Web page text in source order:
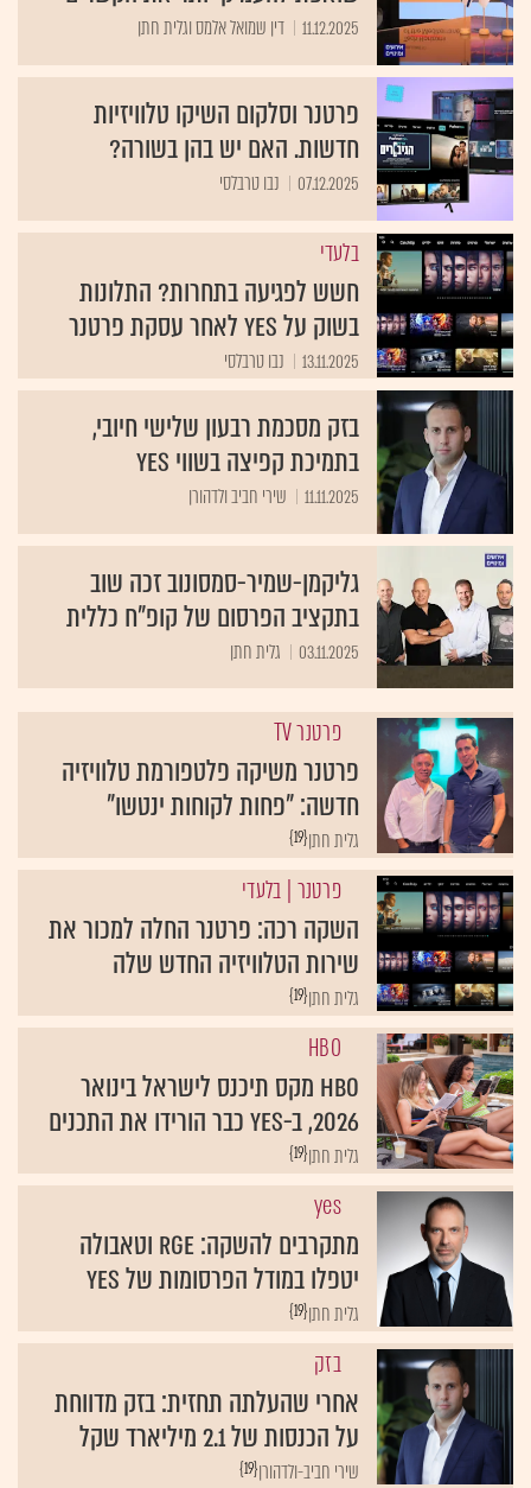
11.12.2025 דין שמואל אלמס וגלית חתן
פרטנר וסלקום השיקו טלוויזיות
חדשות. האם יש בהן בשורה?
07.12.2025 נבו טרבלסי
בלעדי
חשש לפגיעה בתחרות? התלונות
בשוק על yes לאחר עסקת פרטנר
13.11.2025 נבו טרבלסי
בזק מסכמת רבעון שלישי חיובי,
בתמיכת קפיצה בשווי yes
11.11.2025 שירי חביב ולדהורן
גליקמן-שמיר-סמסונוב זכה שוב
בתקציב הפרסום של קופ"ח כללית
03.11.2025 גלית חתן
פרטנר TV
פרטנר משיקה פלטפורמת טלוויזיה
חדשה: "פחות לקוחות ינטשו"
{19}גלית חתן
פרטנר | בלעדי
השקה רכה: פרטנר החלה למכור את
שירות הטלוויזיה החדש שלה
{19}גלית חתן
HBO
HBO מקס תיכנס לישראל בינואר
2026, ב-yes כבר הורידו את התכנים
{19}גלית חתן
yes
מתקרבים להשקה: RGE וטאבולה
יטפלו במודל הפרסומות של yes
{19}גלית חתן
בזק
אחרי שהעלתה תחזית: בזק מדווחת
על הכנסות של 2.1 מיליארד שקל
{19}שירי חביב-ולדהורן